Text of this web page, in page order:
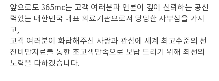
앞으로도 365mc는 고객 여러분과 언론이 깊이 신뢰하는 공신
력있는 대한민국 대표 의료기관으로서 당당한 자부심을 가지
고,
고객 여러분이 화답해주신 사랑과 관심에 세계 최고수준의 선
진비만치료를 통한 초고객만족으로 보답 드리기 위해 최선의
노력을 다하겠습니다.